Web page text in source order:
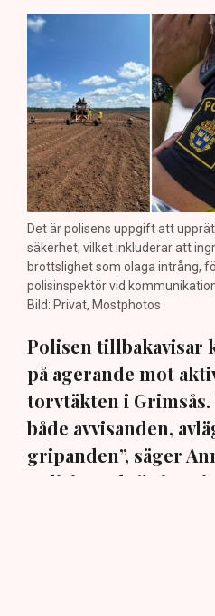
Det är polisens uppgift att
säkerhet, vilket inkluderar att
brottslighet som olaga intrång,
polisinspektör vid
Bild: Privat, Mostphotos
Polisen
på agerande mot
torvtäkten i
både avvisanden,
gripanden”, säger
polisinspektör i